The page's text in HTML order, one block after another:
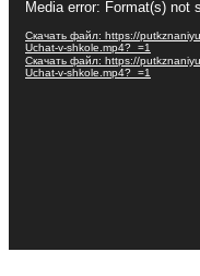
Media error: Format(s) not
Скачать файл: https://
Uchat-v-shkole.mp4?_=1
Скачать файл: https://
Uchat-v-shkole.mp4?_=1